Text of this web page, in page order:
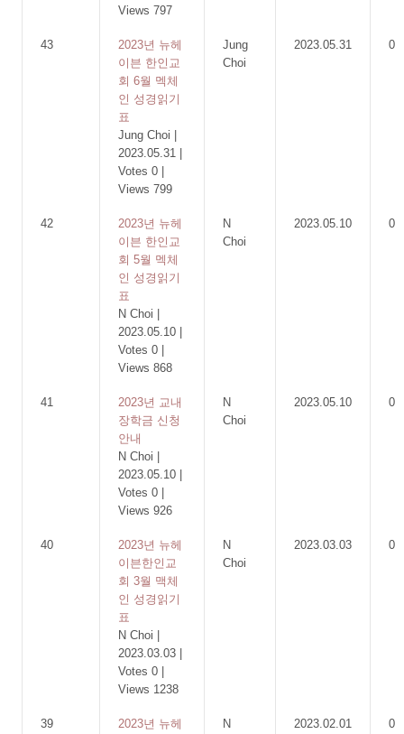
Views 797
43
2023년 뉴헤
이븐 한인교
회 6월 멕체
인 성경읽기
표
Jung Choi
2023.05.31
Votes 0
Views 799
Jung
Choi
2023.05.31 0
42
2023년 뉴헤
이븐 한인교
회 5월 멕체
인 성경읽기
표
N Choi
2023.05.10
Votes 0
Views 868
N
Choi
2023.05.10 0
41
2023년 교내
장학금 신청
안내
N Choi
2023.05.10
Votes 0
Views 926
N
Choi
2023.05.10 0
40
2023년 뉴헤
이븐한인교
회 3월 맥체
인 성경읽기
표
N Choi
2023.03.03
Votes 0
Views 1238
N
Choi
2023.03.03 0
39
2023년 뉴헤
N
2023.02.01 0